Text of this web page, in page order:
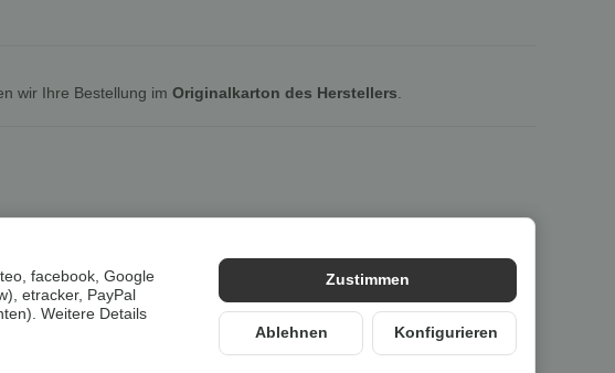
wir Ihre Bestellung im Originalkarton des Herstellers.
und mehrjährige Anwendung geeignet.
als Dekorationselement im Garten nutzbar.
Zustimmen
Ablehnen Konfigurieren
facebook, Google
etracker, PayPal
Weitere Details